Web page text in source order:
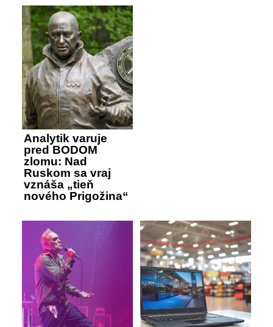
Analytik varuje
pred BODOM
zlomu: Nad
Ruskom sa vraj
vznáša „tieň
nového Prigožina“